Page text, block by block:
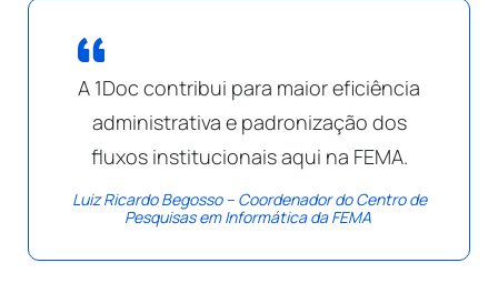
A 1Doc contribui para maior eficiência
administrativa e padronização dos
fluxos institucionais aqui na FEMA.
Luiz Ricardo Begosso – Coordenador do Centro de
Pesquisas em Informática da FEMA